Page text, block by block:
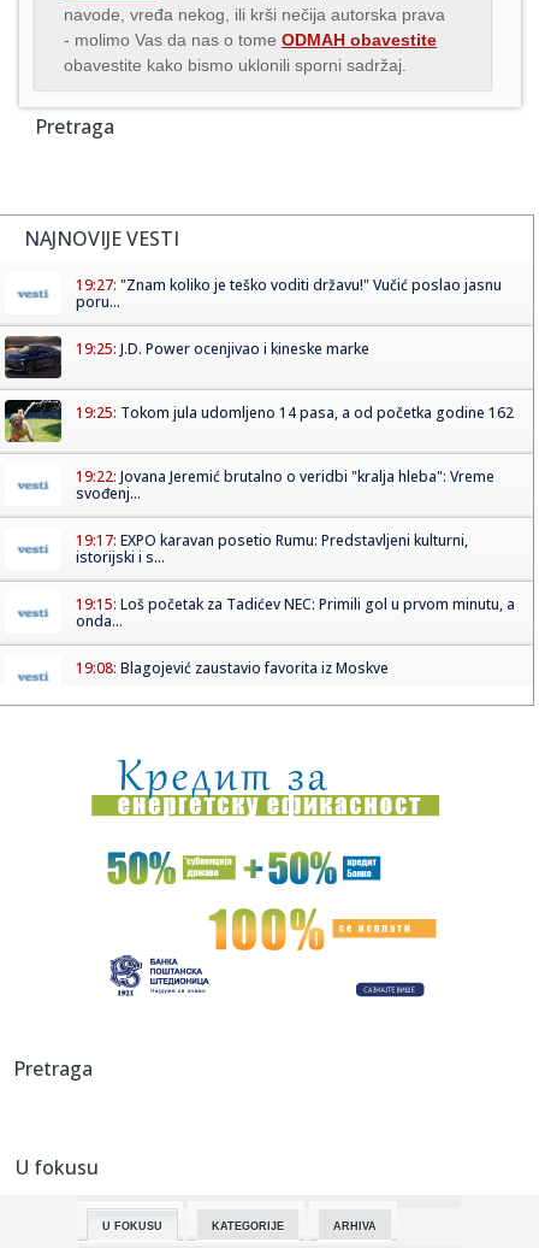
navode, vređa nekog, ili krši nečija autorska prava
- molimo Vas da nas o tome ODMAH obavestite
obavestite kako bismo uklonili sporni sadržaj.
Pretraga
NAJNOVIJE VESTI
19:27: "Znam koliko je teško voditi državu!" Vučić poslao jasnu
poru...
19:25: J.D. Power ocenjivao i kineske marke
19:25: Tokom jula udomljeno 14 pasa, a od početka godine 162
19:22: Jovana Jeremić brutalno o veridbi "kralja hleba": Vreme
svođenj...
19:17: EXPO karavan posetio Rumu: Predstavljeni kulturni,
istorijski i s...
19:15: Loš početak za Tadićev NEC: Primili gol u prvom minutu, a
onda...
19:08: Blagojević zaustavio favorita iz Moskve
19:07:Vučić: Srbija na dobrom putu, prva po rastu BDP-a u Evropi
u pr...
19:07:STANKOVIĆ PROMEŠAO KARTE PRED HAPOEL: Enem dobio
veliku šansu,...
VIDEO Četvrti dan borbe protiv vatrene stihije u
19:05:"Srbija nikada više neće ćutati!" Milićević poslao snažnu p...
već na s...
19:02:
18:59:
Pogledajte kako izgleda raskošna vila Bogoljuba Karića na
Pretraga
U fokusu
U FOKUSU KATEGORIJE ARHIVA